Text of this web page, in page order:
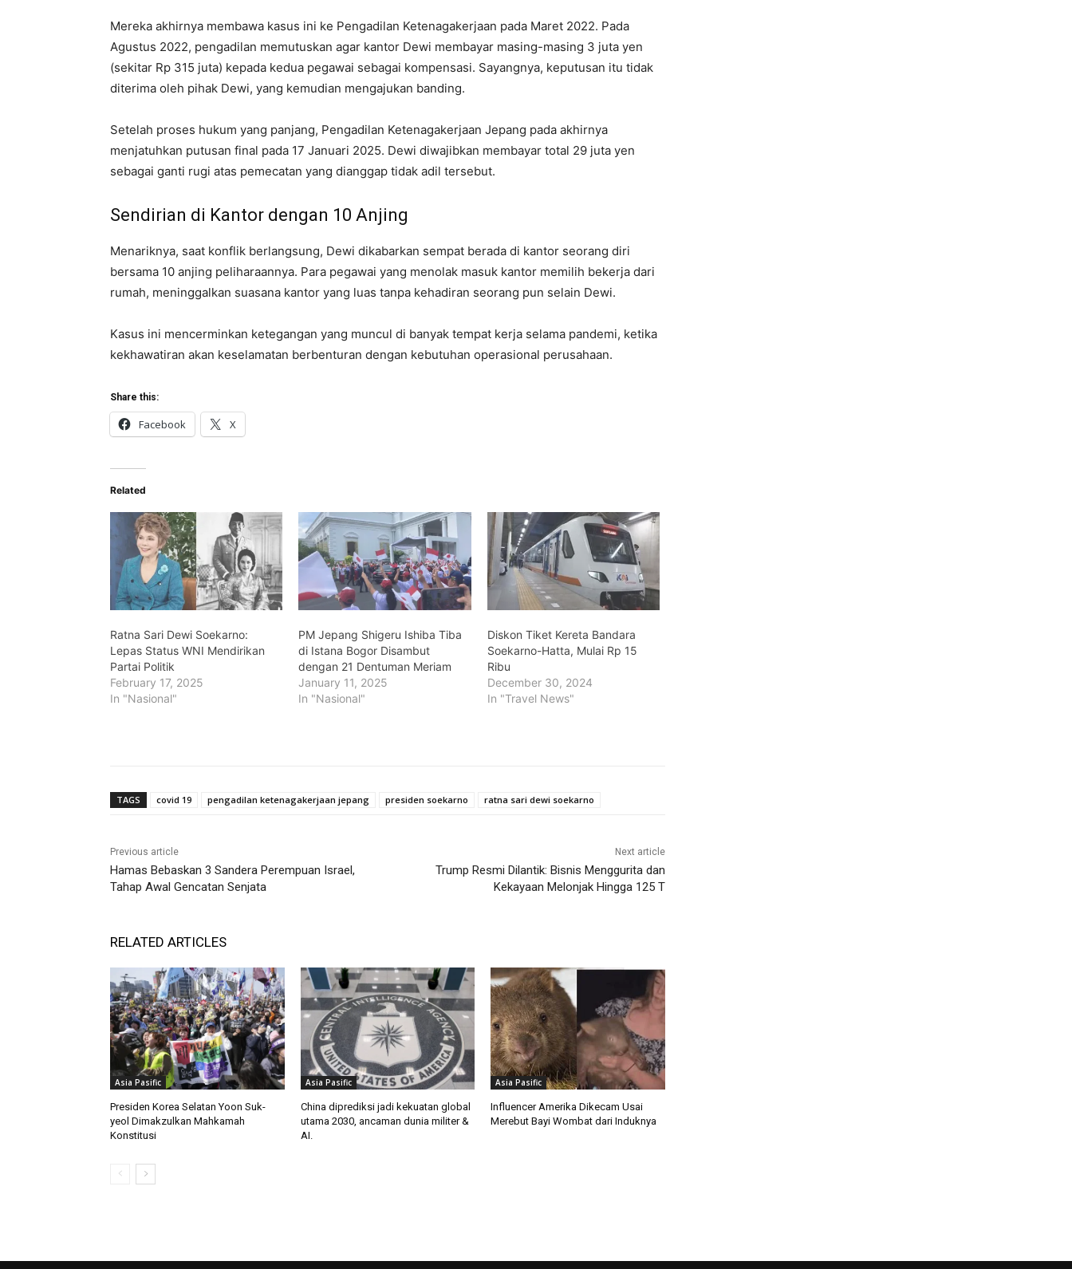
Mereka akhirnya membawa kasus ini ke Pengadilan Ketenagakerjaan pada Maret 2022. Pada
Agustus 2022, pengadilan memutuskan agar kantor Dewi membayar masing-masing 3 juta yen
(sekitar Rp 315 juta) kepada kedua pegawai sebagai kompensasi. Sayangnya, keputusan itu tidak
diterima oleh pihak Dewi, yang kemudian mengajukan banding.
Setelah proses hukum yang panjang, Pengadilan Ketenagakerjaan Jepang pada akhirnya
menjatuhkan putusan final pada 17 Januari 2025. Dewi diwajibkan membayar total 29 juta yen
sebagai ganti rugi atas pemecatan yang dianggap tidak adil tersebut.
Sendirian di Kantor dengan 10 Anjing
Menariknya, saat konflik berlangsung, Dewi dikabarkan sempat berada di kantor seorang diri
bersama 10 anjing peliharaannya. Para pegawai yang menolak masuk kantor memilih bekerja dari
rumah, meninggalkan suasana kantor yang luas tanpa kehadiran seorang pun selain Dewi.
Kasus ini mencerminkan ketegangan yang muncul di banyak tempat kerja selama pandemi, ketika
kekhawatiran akan keselamatan berbenturan dengan kebutuhan operasional perusahaan.
Share this:
Facebook X
Related
Ratna Sari Dewi Soekarno:
Lepas Status WNI Mendirikan
Partai Politik
February 17, 2025
In "Nasional"
PM Jepang Shigeru Ishiba Tiba
di Istana Bogor Disambut
dengan 21 Dentuman Meriam
January 11, 2025
In "Nasional"
Diskon Tiket Kereta Bandara
Soekarno-Hatta, Mulai Rp 15
Ribu
December 30, 2024
In "Travel News"
TAGS covid 19 pengadilan ketenagakerjaan jepang presiden soekarno ratna sari dewi soekarno
Previous article
Hamas Bebaskan 3 Sandera Perempuan Israel,
Tahap Awal Gencatan Senjata
Next article
Trump Resmi Dilantik: Bisnis Menggurita dan
Kekayaan Melonjak Hingga 125 T
RELATED ARTICLES
Asia Pasific
Presiden Korea Selatan Yoon Suk-
yeol Dimakzulkan Mahkamah
Konstitusi
Asia Pasific
China diprediksi jadi kekuatan global
utama 2030, ancaman dunia militer &
AI.
Asia Pasific
Influencer Amerika Dikecam Usai
Merebut Bayi Wombat dari Induknya